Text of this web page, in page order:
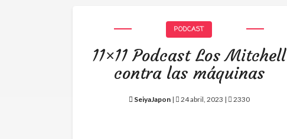
PODCAST
11×11 Podcast Los Mitchell
contra las máquinas
SeiyaJapon| 24 abril, 2023 | 2330